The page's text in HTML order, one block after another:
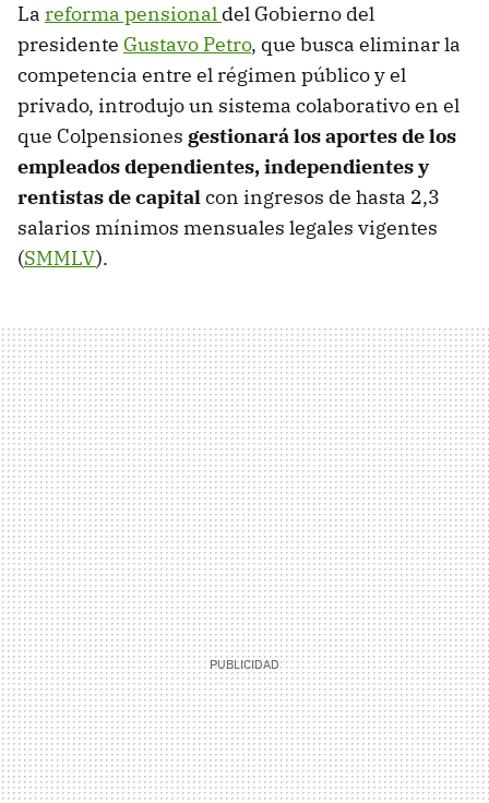
La reforma pensional del Gobierno del
presidente Gustavo Petro, que busca eliminar la
competencia entre el régimen público y el
privado, introdujo un sistema colaborativo en el
que Colpensiones gestionará los aportes de los
empleados dependientes, independientes y
rentistas de capitalcon ingresos de hasta 2,3
salarios mínimos mensuales legales vigentes
(SMMLV).